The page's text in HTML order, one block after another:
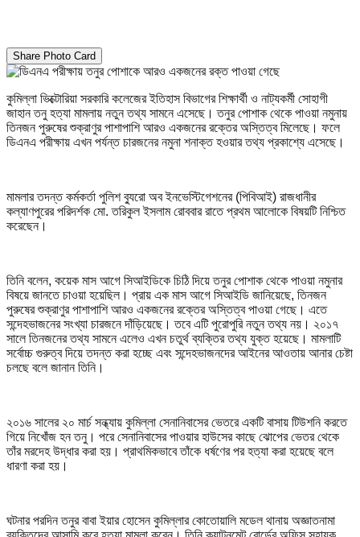
Share Photo Card
কুমিল্লা ভিক্টোরিয়া সরকারি কলেজের ইতিহাস বিভাগের শিক্ষার্থী ও নাট্যকর্মী সোহাগী
জাহান তনু হত্যা মামলায় নতুন তথ্য সামনে এসেছে। তনুর পোশাক থেকে পাওয়া নমুনায়
তিনজন পুরুষের শুক্রাণুর পাশাপাশি আরও একজনের রক্তের অস্তিত্ব মিলেছে। ফলে
ডিএনএ পরীক্ষায় এখন পর্যন্ত চারজনের নমুনা শনাক্ত হওয়ার তথ্য প্রকাশ্যে এসেছে।
মামলার তদন্ত কর্মকর্তা পুলিশ ব্যুরো অব ইনভেস্টিগেশনের (পিবিআই) রাজধানীর
কল্যাণপুরের পরিদর্শক মো. তরিকুল ইসলাম রোববার রাতে প্রথম আলোকে বিষয়টি নিশ্চিত
করেছেন।
তিনি বলেন, কয়েক মাস আগে সিআইডিকে চিঠি দিয়ে তনুর পোশাক থেকে পাওয়া নমুনার
বিষয়ে জানতে চাওয়া হয়েছিল। প্রায় এক মাস আগে সিআইডি জানিয়েছে, তিনজন
পুরুষের শুক্রাণুর পাশাপাশি আরও একজনের রক্তের অস্তিত্ব পাওয়া গেছে। এতে
সন্দেহভাজনের সংখ্যা চারজনে দাঁড়িয়েছে। তবে এটি পুরোপুরি নতুন তথ্য নয়। ২০১৭
সালে তিনজনের তথ্য সামনে এলেও এখন চতুর্থ ব্যক্তির তথ্য যুক্ত হয়েছে। মামলাটি
সর্বোচ্চ গুরুত্ব দিয়ে তদন্ত করা হচ্ছে এবং সন্দেহভাজনদের আইনের আওতায় আনার চেষ্টা
চলছে বলে জানান তিনি।
২০১৬ সালের ২০ মার্চ সন্ধ্যায় কুমিল্লা সেনানিবাসের ভেতরে একটি বাসায় টিউশনি করতে
গিয়ে নিখোঁজ হন তনু। পরে সেনানিবাসের পাওয়ার হাউসের কাছে ঝোপের ভেতর থেকে
তাঁর মরদেহ উদ্ধার করা হয়। প্রাথমিকভাবে তাঁকে ধর্ষণের পর হত্যা করা হয়েছে বলে
ধারণা করা হয়।
ঘটনার পরদিন তনুর বাবা ইয়ার হোসেন কুমিল্লার কোতোয়ালি মডেল থানায় অজ্ঞাতনামা